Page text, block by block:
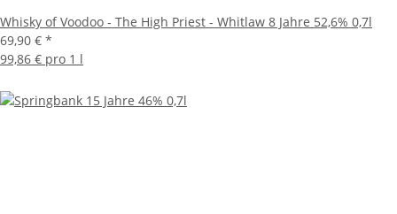
Whisky of Voodoo - The High Priest - Whitlaw 8 Jahre 52,6% 0,7l
69,90 € *
99,86 € pro 1 l